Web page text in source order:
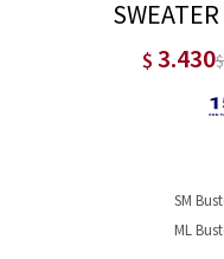
$ 3.430$
SM
ML